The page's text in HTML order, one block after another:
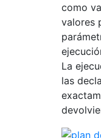
como
valores
La
las